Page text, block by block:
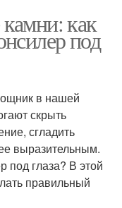
как
под
в нашей
скрыть
сгладить
выразительным.
под глаза? В этой
правильный